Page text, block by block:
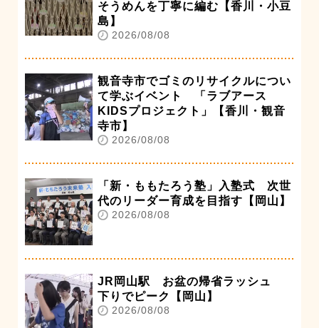
そうめんを丁寧に編む【香川・小豆
島】
2026/08/08
観音寺市でゴミのリサイクルについ
て学ぶイベント 「ラブアース
KIDSプロジェクト」【香川・観音
寺市】
2026/08/08
「新・ももたろう塾」入塾式 次世
代のリーダー育成を目指す【岡山】
2026/08/08
JR岡山駅 お盆の帰省ラッシュ
下りでピーク【岡山】
2026/08/08